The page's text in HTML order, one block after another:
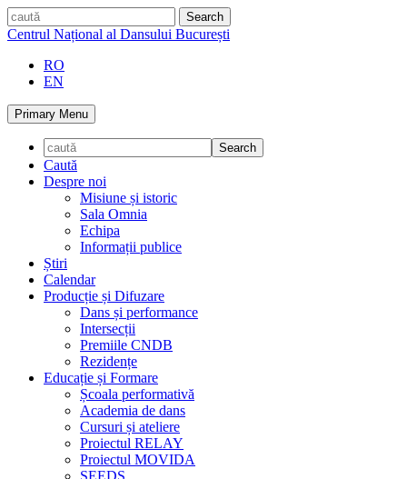
Skip
to
caută
Centrul Național al Dansului București
RO
EN
Primary Menu
Caută
Despre noi
Misiune și istoric
Sala Omnia
Echipa
Informații publice
Știri
Calendar
Producție și Difuzare
Dans și performance
Intersecții
Premiile CNDB
Rezidențe
Educație și Formare
Școala performativă
Academia de dans
Cursuri și ateliere
Proiectul RELAY
Proiectul MOVIDA
SEEDS